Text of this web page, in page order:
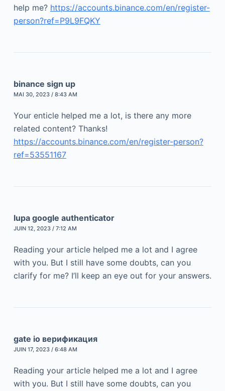
help me? https://accounts.binance.com/en/register-
person?ref=P9L9FQKY
binance sign up
MAI 30, 2023 / 8:43 AM
Your enticle helped me a lot, is there any more
related content? Thanks!
https://accounts.binance.com/en/register-person?
ref=53551167
lupa google authenticator
JUIN 12, 2023 / 7:12 AM
Reading your article helped me a lot and I agree
with you. But I still have some doubts, can you
clarify for me? I’ll keep an eye out for your answers.
gate io верификация
JUIN 17, 2023 / 6:48 AM
Reading your article helped me a lot and I agree
with you. But I still have some doubts, can you